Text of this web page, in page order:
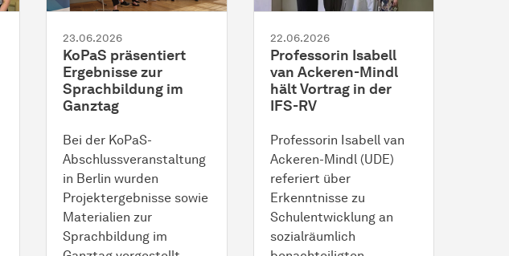
23.06.2026
KoPaS präsentiert
Ergebnisse zur
Sprachbildung im
Ganztag
Bei der KoPaS-
Abschlussveranstaltung
in Berlin wurden
Projektergebnisse sowie
Materialien zur
Sprachbildung im
22.06.2026
Professorin Isabell
van Ackeren-Mindl
hält Vortrag in der
IFS-RV
Professorin Isabell van
Ackeren-Mindl (UDE)
referiert über
Erkenntnisse zu
Schulentwicklung an
sozialräumlich